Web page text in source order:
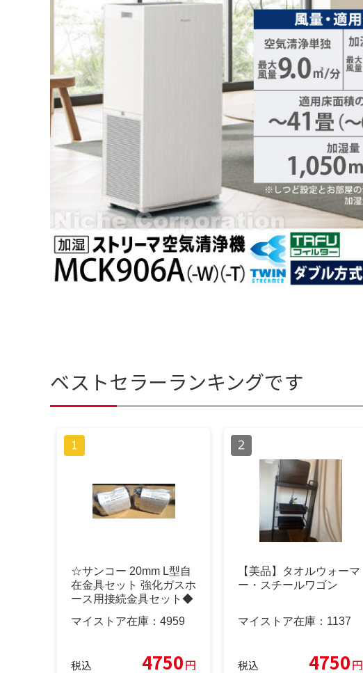
ベストセラーランキングです
☆サンコー 20mm L型自
在金具セット 強化ガスホ
ース用接続金具セット◆
2個セット・ガス機器パ
ーツ
マイストア在庫： 4959
税込 4750円
【美品】タオルウォーマ
ー・スチールワゴン
マイストア在庫： 1137
税込 4750円